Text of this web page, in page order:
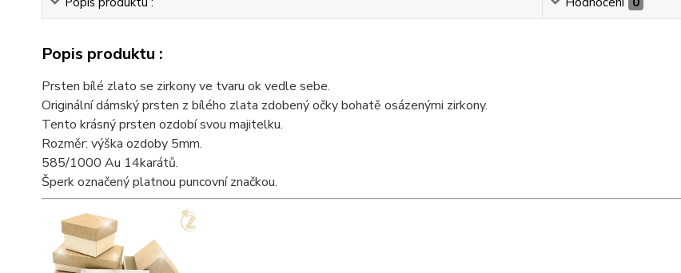
Popis produktu :
Prsten bílé zlato se zirkony ve tvaru ok vedle sebe.
Originální dámský prsten z bílého zlata zdobený očky bohatě osázenými zirkony.
Tento krásný prsten ozdobí svou majitelku.
Rozměr: výška ozdoby 5mm.
585/1000 Au 14karátů.
Šperk označený platnou puncovní značkou.